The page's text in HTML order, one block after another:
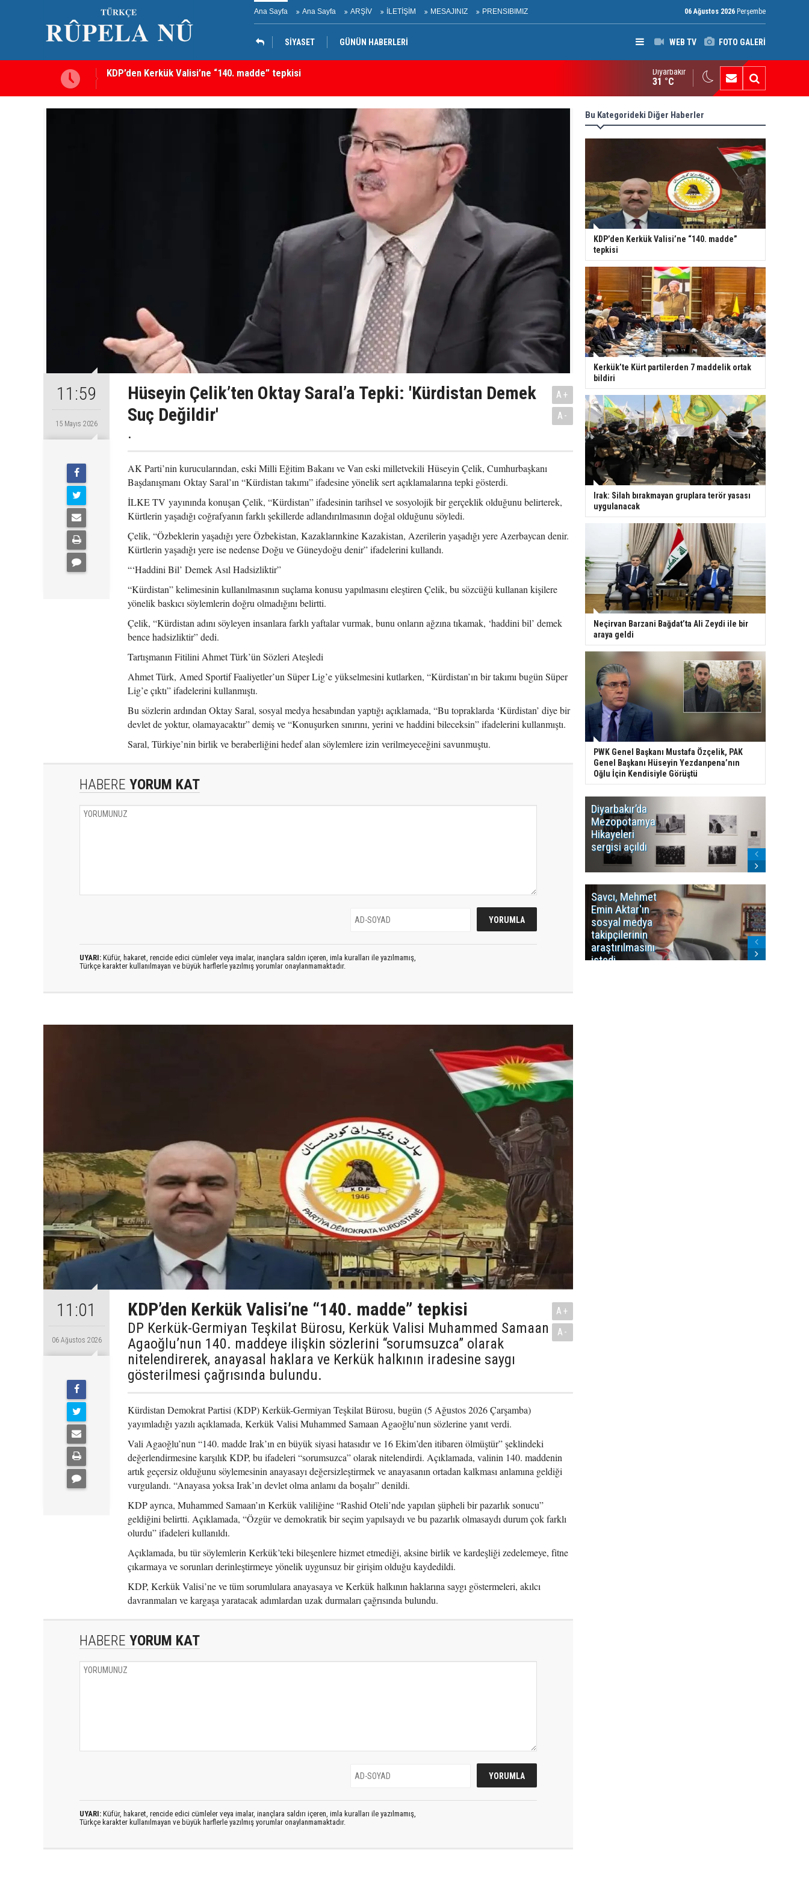
Ana Sayfa Ana Sayfa ARŞİV İLETİŞİM MESAJINIZ PRENSIBIMIZ 06 Ağustos 2026 Perşembe
WEB TV FOTO GALERİ
SİYASET GÜNÜN HABERLERİ
Kerkük’te Kürt partilerden 7 maddelik ortak bildiri Irak: Silah bırakmayan gruplara terör yasası uygulanacak
Diyarbakır
31 °C
11:59
15 Mayıs 2026
Hüseyin Çelik’ten Oktay Saral’a Tepki: 'Kürdistan Demek
Suç Değildir'
.
A+
A-
AK Parti’nin kurucularından, eski Milli Eğitim Bakanı ve Van eski milletvekili Hüseyin Çelik, Cumhurbaşkanı
Başdanışmanı Oktay Saral’ın “Kürdistan takımı” ifadesine yönelik sert açıklamalarına tepki gösterdi.
İLKE TV yayınında konuşan Çelik, “Kürdistan” ifadesinin tarihsel ve sosyolojik bir gerçeklik olduğunu belirterek,
Kürtlerin yaşadığı coğrafyanın farklı şekillerde adlandırılmasının doğal olduğunu söyledi.
Çelik, “Özbeklerin yaşadığı yere Özbekistan, Kazaklarınkine Kazakistan, Azerilerin yaşadığı yere Azerbaycan denir.
Kürtlerin yaşadığı yere ise nedense Doğu ve Güneydoğu denir” ifadelerini kullandı.
“‘Haddini Bil’ Demek Asıl Hadsizliktir”
“Kürdistan” kelimesinin kullanılmasının suçlama konusu yapılmasını eleştiren Çelik, bu sözcüğü kullanan kişilere
yönelik baskıcı söylemlerin doğru olmadığını belirtti.
Çelik, “Kürdistan adını söyleyen insanlara farklı yaftalar vurmak, bunu onların ağzına tıkamak, ‘haddini bil’ demek
bence hadsizliktir” dedi.
Tartışmanın Fitilini Ahmet Türk’ün Sözleri Ateşledi
Ahmet Türk, Amed Sportif Faaliyetler’un Süper Lig’e yükselmesini kutlarken, “Kürdistan’ın bir takımı bugün Süper
Lig’e çıktı” ifadelerini kullanmıştı.
Bu sözlerin ardından Oktay Saral, sosyal medya hesabından yaptığı açıklamada, “Bu topraklarda ‘Kürdistan’ diye bir
devlet de yoktur, olamayacaktır” demiş ve “Konuşurken sınırını, yerini ve haddini bileceksin” ifadelerini kullanmıştı.
Saral, Türkiye’nin birlik ve beraberliğini hedef alan söylemlere izin verilmeyeceğini savunmuştu.
HABERE YORUM KAT
UYARI: Küfür, hakaret, rencide edici cümleler veya imalar, inançlara saldırı içeren, imla kuralları ile yazılmamış,
Türkçe karakter kullanılmayan ve büyük harflerle yazılmış yorumlar onaylanmamaktadır.
11:01
06 Ağustos 2026
KDP’den Kerkük Valisi’ne “140. madde” tepkisi
DP Kerkük-Germiyan Teşkilat Bürosu, Kerkük Valisi Muhammed Samaan
Agaoğlu’nun 140. maddeye ilişkin sözlerini “sorumsuzca” olarak
nitelendirerek, anayasal haklara ve Kerkük halkının iradesine saygı
gösterilmesi çağrısında bulundu.
A+
A-
Kürdistan Demokrat Partisi (KDP) Kerkük-Germiyan Teşkilat Bürosu, bugün (5 Ağustos 2026 Çarşamba)
yayımladığı yazılı açıklamada, Kerkük Valisi Muhammed Samaan Agaoğlu’nun sözlerine yanıt verdi.
Vali Agaoğlu’nun “140. madde Irak’ın en büyük siyasi hatasıdır ve 16 Ekim’den itibaren ölmüştür” şeklindeki
değerlendirmesine karşılık KDP, bu ifadeleri “sorumsuzca” olarak nitelendirdi. Açıklamada, valinin 140. maddenin
artık geçersiz olduğunu söylemesinin anayasayı değersizleştirmek ve anayasanın ortadan kalkması anlamına geldiği
vurgulandı. “Anayasa yoksa Irak’ın devlet olma anlamı da boşalır” denildi.
KDP ayrıca, Muhammed Samaan’ın Kerkük valiliğine “Rashid Oteli’nde yapılan şüpheli bir pazarlık sonucu”
geldiğini belirtti. Açıklamada, “Özgür ve demokratik bir seçim yapılsaydı ve bu pazarlık olmasaydı durum çok farklı
olurdu” ifadeleri kullanıldı.
Açıklamada, bu tür söylemlerin Kerkük’teki bileşenlere hizmet etmediği, aksine birlik ve kardeşliği zedelemeye, fitne
çıkarmaya ve sorunları derinleştirmeye yönelik uygunsuz bir girişim olduğu kaydedildi.
KDP, Kerkük Valisi’ne ve tüm sorumlulara anayasaya ve Kerkük halkının haklarına saygı göstermeleri, akılcı
davranmaları ve kargaşa yaratacak adımlardan uzak durmaları çağrısında bulundu.
HABERE YORUM KAT
UYARI: Küfür, hakaret, rencide edici cümleler veya imalar, inançlara saldırı içeren, imla kuralları ile yazılmamış,
Türkçe karakter kullanılmayan ve büyük harflerle yazılmış yorumlar onaylanmamaktadır.
Bu Kategorideki Diğer Haberler
KDP’den Kerkük Valisi’ne “140. madde”
tepkisi
Kerkük’te Kürt partilerden 7 maddelik ortak
bildiri
Irak: Silah bırakmayan gruplara terör yasası
uygulanacak
Neçirvan Barzani Bağdat’ta Ali Zeydi ile bir
araya geldi
PWK Genel Başkanı Mustafa Özçelik, PAK
Genel Başkanı Hüseyin Yezdanpena’nın
Oğlu İçin Kendisiyle Görüştü
Diyarbakır’da
Mezopotamya
Hikayeleri
sergisi açıldı
Savcı, Mehmet
Emin Aktar'ın
sosyal medya
takipçilerinin
araştırılmasını
istedi